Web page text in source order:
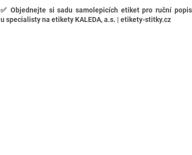
✅Objednejte si sadu samolepicích etiket pro ruční
u specialisty na etikety KALEDA, a.s. | etikety-stitky.cz